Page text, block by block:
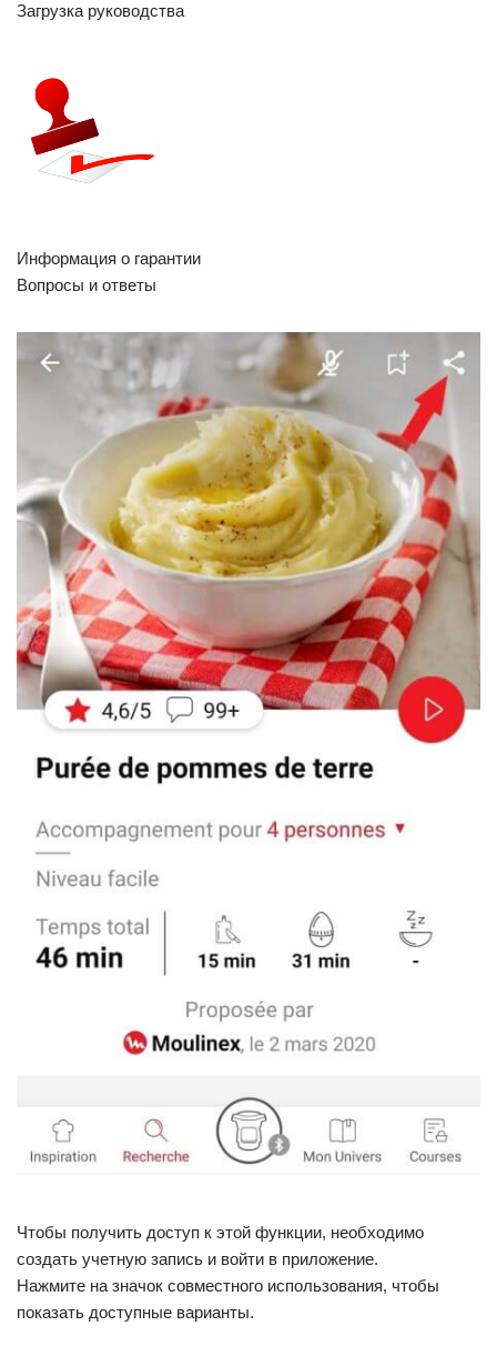
Загрузка руководства
Информация о гарантии
Вопросы и ответы
Чтобы получить доступ к этой функции, необходимо
создать учетную запись и войти в приложение.
Нажмите на значок совместного использования, чтобы
показать доступные варианты.